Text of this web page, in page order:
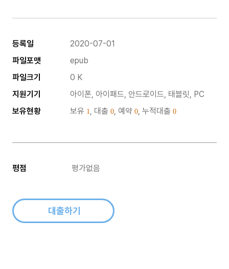
등록일
2020-07-01
파일포맷
epub
파일크기
0 K
지원기기
아이폰, 아이패드, 안드로이드, 태블릿, PC
보유현황
보유 1 , 대출 0 , 예약 0 , 누적대출 0
평점 평가없음
대출하기